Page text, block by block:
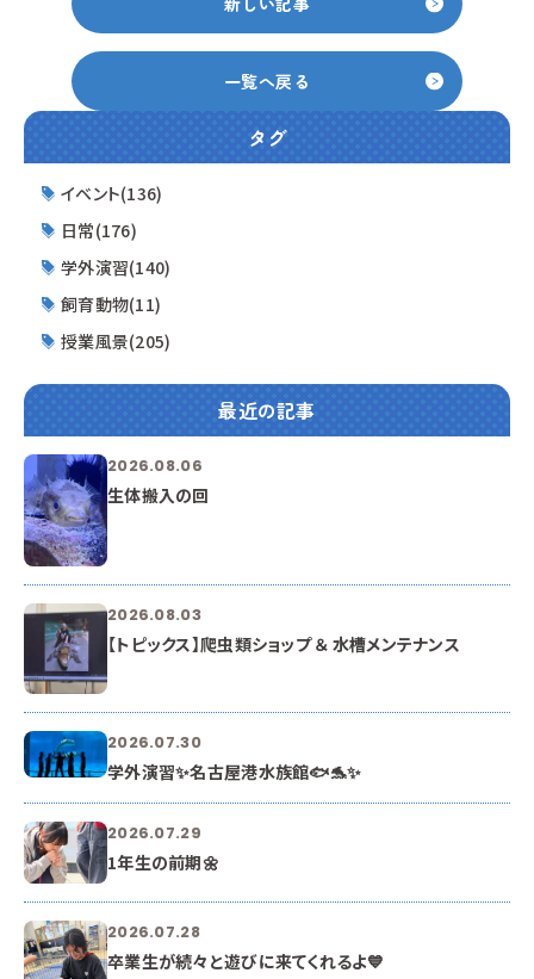
一覧へ戻る
タグ
イベント(136)
日常(176)
学外演習(140)
飼育動物(11)
授業風景(205)
最近の記事
2026.08.06
生体搬入の回
2026.08.03
【トピックス】爬虫類ショップ ＆ 水槽メンテナンス
2026.07.30
学外演習✨名古屋港水族館🐟🐬✨
2026.07.29
1年生の前期🌼
2026.07.28
卒業生が続々と遊びに来てくれるよ💙